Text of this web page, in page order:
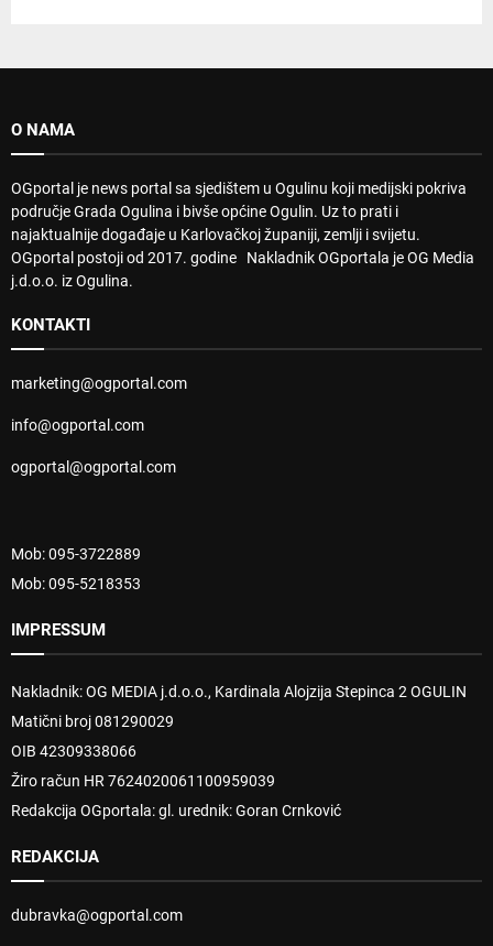
O NAMA
OGportal je news portal sa sjedištem u Ogulinu koji medijski pokriva
područje Grada Ogulina i bivše općine Ogulin. Uz to prati i
najaktualnije događaje u Karlovačkoj županiji, zemlji i svijetu.
OGportal postoji od 2017. godine Nakladnik OGportala je OG Media
j.d.o.o. iz Ogulina.
KONTAKTI
marketing@ogportal.com
info@ogportal.com
ogportal@ogportal.com
Mob: 095-3722889
Mob: 095-5218353
IMPRESSUM
Nakladnik: OG MEDIA j.d.o.o., Kardinala Alojzija Stepinca 2 OGULIN
Matični broj 081290029
OIB 42309338066
Žiro račun HR 7624020061100959039
Redakcija OGportala: gl. urednik: Goran Crnković
REDAKCIJA
dubravka@ogportal.com